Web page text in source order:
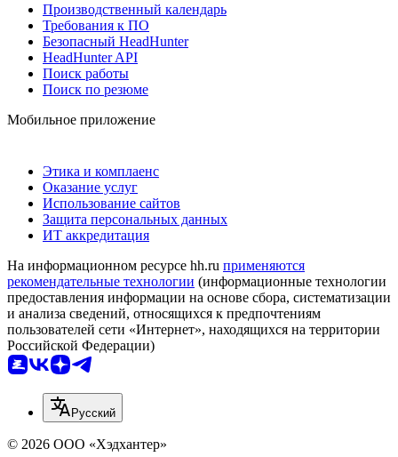
Производственный календарь
Требования к ПО
Безопасный HeadHunter
HeadHunter API
Поиск работы
Поиск по резюме
Мобильное приложение
Этика и комплаенс
Оказание услуг
Использование сайтов
Защита персональных данных
ИТ аккредитация
На информационном ресурсе hh.ru применяются
рекомендательные технологии (информационные технологии
предоставления информации на основе сбора, систематизации
и анализа сведений, относящихся к предпочтениям
пользователей сети «Интернет», находящихся на территории
Российской Федерации)
Русский
© 2026 ООО «Хэдхантер»